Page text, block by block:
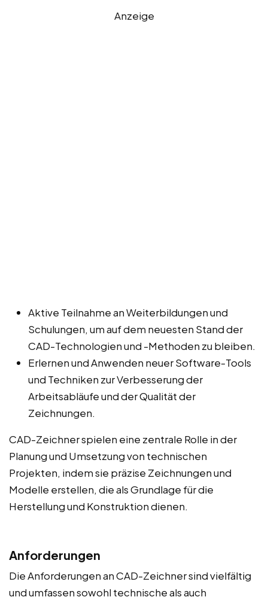
Anzeige
Aktive Teilnahme an Weiterbildungen und
Schulungen, um auf dem neuesten Stand der
CAD-Technologien und -Methoden zu bleiben.
Erlernen und Anwenden neuer Software-Tools
und Techniken zur Verbesserung der
Arbeitsabläufe und der Qualität der
Zeichnungen.
CAD-Zeichner spielen eine zentrale Rolle in der
Planung und Umsetzung von technischen
Projekten, indem sie präzise Zeichnungen und
Modelle erstellen, die als Grundlage für die
Herstellung und Konstruktion dienen.
Anforderungen
Die Anforderungen an CAD-Zeichner sind vielfältig
und umfassen sowohl technische als auch